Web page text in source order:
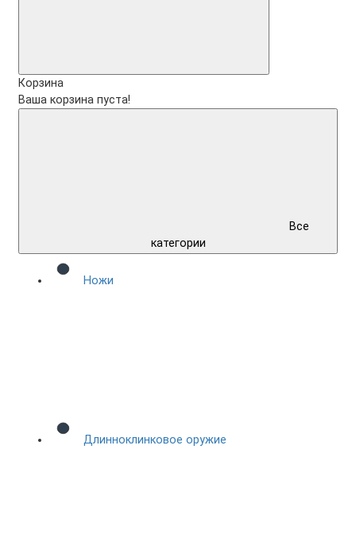
Корзина
Ваша корзина пуста!
Все
категории
Ножи
Длинноклинковое оружие